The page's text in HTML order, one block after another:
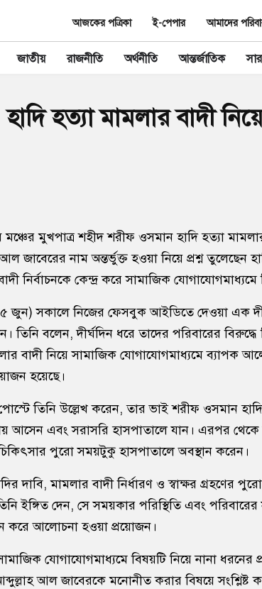
আজকের পত্রিকা ই-পেপার আমাদের
জাতীয় রাজনীতি অর্থনীতি আন্তর্জাতিক
হাদি হত্যা মামলার বাদী
মুখপাত্র শহীদ শরীফ ওসমান হাদি হত্যা
জাবেরের নাম অন্তর্ভুক্ত হওয়া নিয়ে প্রশ্ন তুলেছেন
নির্বাচনকে কেন্দ্র করে সামাজিক যোগাযোগমাধ্যমে
জুন) সকালে নিজের ফেসবুক আইডিতে দেওয়া এক দীর্ঘ
তিনি বলেন, দীর্ঘদিন ধরে তাদের পরিবারের
বাদী নিয়ে সামাজিক যোগাযোগমাধ্যমে ব্যাপক
হয়েছে।
তিনি উল্লেখ করেন, তার ভাই শরীফ ওসমান
আসেন এবং সরাসরি হাসপাতালে যান। এরপর
পুরো সময়টুকু হাসপাতালে অবস্থান করেন।
দাবি, মামলার বাদী নির্ধারণ ও স্বাক্ষর গ্রহণের
ইঙ্গিত দেন, সে সময়কার পরিস্থিতি এবং
করে আলোচনা হওয়া প্রয়োজন।
যোগাযোগমাধ্যমে বিষয়টি নিয়ে নানা ধরনের
আল জাবেরকে মনোনীত করার বিষয়ে সংশ্লিষ্ট